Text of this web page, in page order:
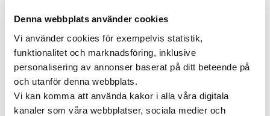
Denna webbplats använder cookies
Vi använder cookies för exempelvis statistik,
funktionalitet och marknadsföring, inklusive
personalisering av annonser baserat på ditt beteende på
och utanför denna webbplats.
Vi kan komma att använda kakor i alla våra digitala
kanaler som våra webbplatser, sociala medier och
TAGGAR
AllergiAllergologAstmaCancerCrohns
sjukdom Den nya vården Depression Diabetes
Diabetes typ 2Dietist
FörmaksflimmerHashimoto Hjärtinfarkt